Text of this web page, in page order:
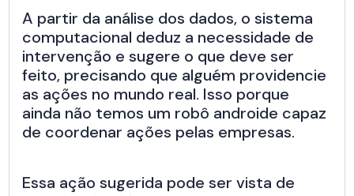
A partir da análise dos dados, o sistema
computacional deduz a necessidade de
intervenção e sugere o que deve ser
feito, precisando que alguém providencie
as ações no mundo real. Isso porque
ainda não temos um robô androide capaz
de coordenar ações pelas empresas.
Essa ação sugerida pode ser vista de